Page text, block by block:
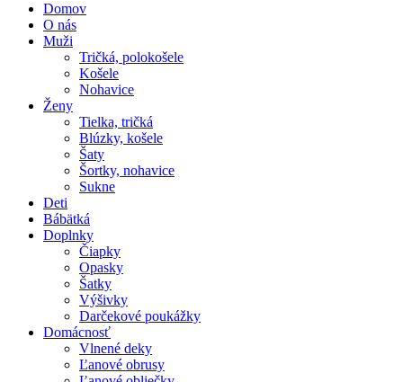
Domov
O nás
Muži
Tričká, polokošele
Košele
Nohavice
Ženy
Tielka, tričká
Blúzky, košele
Šaty
Šortky, nohavice
Sukne
Deti
Bábätká
Doplnky
Čiapky
Opasky
Šatky
Výšivky
Darčekové poukážky
Domácnosť
Vlnené deky
Ľanové obrusy